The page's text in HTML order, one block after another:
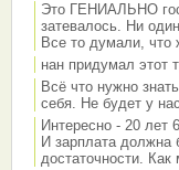
Это ГЕНИАЛЬНО
затевалось. Ни
Все то думали, что
нан придумал этот
Всё что нужно
себя. Не будет у
Интересно - 20 лет
И зарплата должна
достаточности.